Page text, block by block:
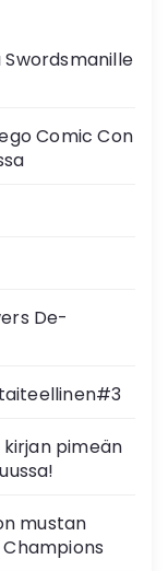
Swordsmanille
Comic Con
De-
pimeän
mustan